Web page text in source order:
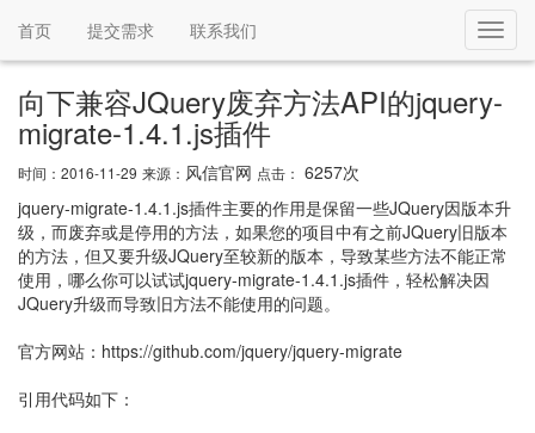
首页 提交需求 联系我们
向下兼容JQuery废弃方法API的jquery-
migrate-1.4.1.js插件
时间：2016-11-29 来源： 风信官网 点击： 6257次
jquery-migrate-1.4.1.js插件主要的作用是保留一些JQuery因版本升
级，而废弃或是停用的方法，如果您的项目中有之前JQuery旧版本
的方法，但又要升级JQuery至较新的版本，导致某些方法不能正常
使用，哪么你可以试试jquery-migrate-1.4.1.js插件，轻松解决因
JQuery升级而导致旧方法不能使用的问题。
官方网站：https://github.com/jquery/jquery-migrate
引用代码如下：